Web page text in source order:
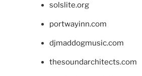
solslite.org
portwayinn.com
djmaddogmusic.com
thesoundarchitects.com